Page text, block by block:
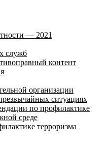
— 2021
служб
контент
организации
ситуациях
по профилактике
среде
терроризма